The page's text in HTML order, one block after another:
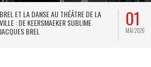
BREL ET LA DANSE AU THÉÂTRE DE LA
VILLE : DE KEERSMAEKER SUBLIME
JACQUES BREL
01
MAI 2026